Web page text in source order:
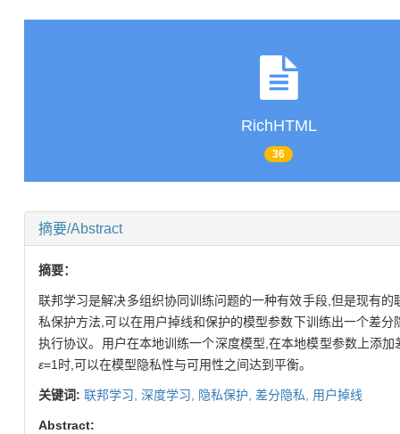
RichHTML
36
摘要/Abstract
摘要：
联邦学习是解决多组织协同训练问题的一种有效手段,但是现有
私保护方法,可以在用户掉线和保护的模型参数下训练出一个差
执行协议。用户在本地训练一个深度模型,在本地模型参数上添
ε=1时,可以在模型隐私性与可用性之间达到平衡。
关键词: 联邦学习, 深度学习, 隐私保护, 差分隐私, 用户掉线
Abstract: